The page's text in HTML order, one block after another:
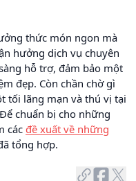
thức món ngon mà
hưởng dịch vụ chuyên
hỗ trợ, đảm bảo một
đẹp. Còn chần chờ gì
tối lãng mạn và thú vị tại
chuẩn bị cho những
các đề xuất về những
tổng hợp.